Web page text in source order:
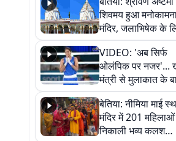
शिवमय हुआ
मंदिर, जलाभिषेक के
लगी लंबी कतारें
VIDEO: 'अब सिर्फ
ओलंपिक पर नजर'...
मंत्री से मुलाकात के
जैसमीन लंबोरिया का
बयान
बेतिया: नीमिया माई
मंदिर में 201
निकाली भव्य कलश